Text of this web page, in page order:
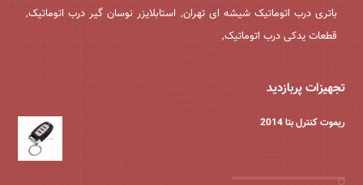
باتری درب اتوماتیک شیشه ای تهران, استابلایزر نوسان گیر درب اتوماتیک,
قطعات یدکی درب اتوماتیک,
تجهیزات پربازدید
ریموت کنترل بتا 2014